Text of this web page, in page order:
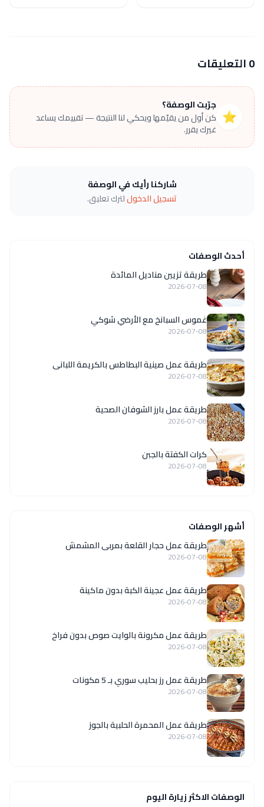
0 التعليقات
⭐
جرّبت الوصفة؟
كن أول من يقيّمها ويحكي لنا النتيجة — تقييمك يساعد
غيرك يقرر.
شاركنا رأيك في الوصفة
تسجيل الدخوللترك تعليق.
أحدث الوصفات
طريقة تزيين مناديل المائدة
2026-07-08
غموس السبانخ مع الأرضي شوكي
2026-07-08
طريقة عمل صينية البطاطس بالكريمة اللبانى
2026-07-08
طريقة عمل بارز الشوفان الصحية
2026-07-08
كرات الكفتة بالجبن
2026-07-08
أشهر الوصفات
طريقة عمل حجار القلعة بمربى المشمش
2026-07-08
طريقة عمل عجينة الكبة بدون ماكينة
2026-07-08
طريقة عمل مكرونة بالوايت صوص بدون فراخ
2026-07-08
طريقة عمل رز بحليب سوري بـ 5 مكونات
2026-07-08
طريقة عمل المحمرة الحلبية بالجوز
2026-07-08
الوصفات الاكثر زيارة اليوم